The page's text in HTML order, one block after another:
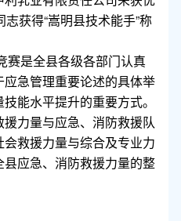
获得“嵩明县技术能手”称
赛是全县各级各部门认真
急管理重要论述的具体举
能水平提升的重要方式。
力量与应急、消防救援队
救援力量与综合及专业力
应急、消防救援力量的整